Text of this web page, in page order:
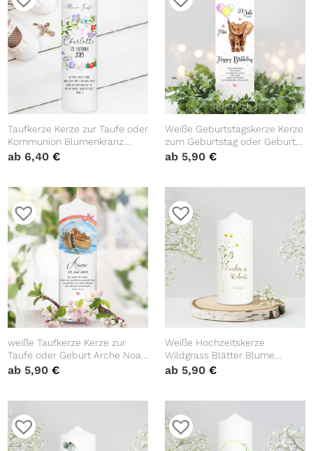
Taufkerze Kerze zur Taufe oder
Kommunion Blumenkranz
Kreuz Taufspruch mit
ab 6,40€
Weiße Geburtstagskerze Kerze
zum Geburtstag oder Geburt
Elefant Luftballons
ab 5,90 €
weiße Taufkerze Kerze zur
Taufe oder Geburt Arche Noah
Regenbogen Taufspruch mit
ab 5,90€
Weiße Hochzeitskerze
Wildgrass Blätter Blume
Hochzeit Boho Zweig
Jubiläum
ab 5,90 €